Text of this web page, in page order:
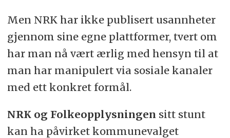
Men NRK har ikke publisert usannheter
gjennom sine egne plattformer, tvert om
har man nå vært ærlig med hensyn til at
man har manipulert via sosiale kanaler
med ett konkret formål.
NRK og Folkeopplysningen sitt stunt
kan ha påvirket kommunevalget